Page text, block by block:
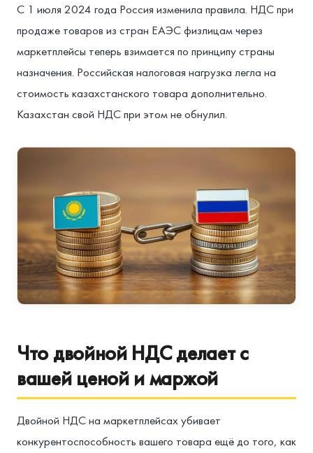
С 1 июля 2024 года Россия изменила правила. НДС при
продаже товаров из стран ЕАЭС физлицам через
маркетплейсы теперь взимается по принципу страны
назначения. Российская налоговая нагрузка легла на
стоимость казахстанского товара дополнительно.
Казахстан свой НДС при этом не обнулил.
Что двойной НДС делает с
вашей ценой и маржой
Двойной НДС на маркетплейсах убивает
конкурентоспособность вашего товара ещё до того, как